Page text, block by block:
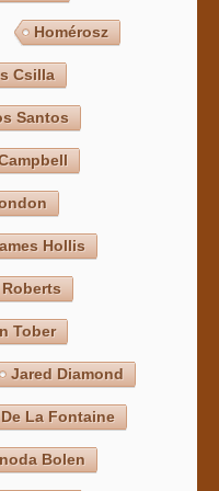
Homérosz
Csilla
Santos
Hollis
Tober
Jared Diamond
La Fontaine
Bolen